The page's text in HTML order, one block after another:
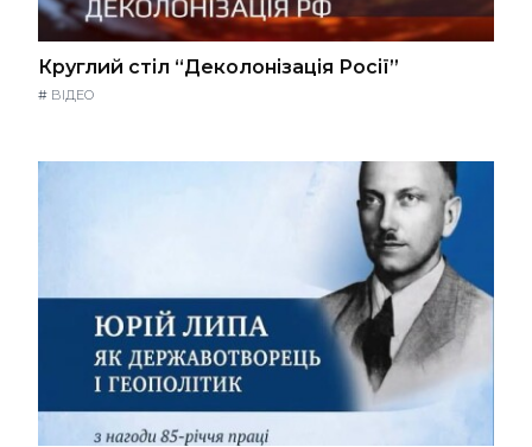
Круглий стіл “Деколонізація Росії”
# ВІДЕО